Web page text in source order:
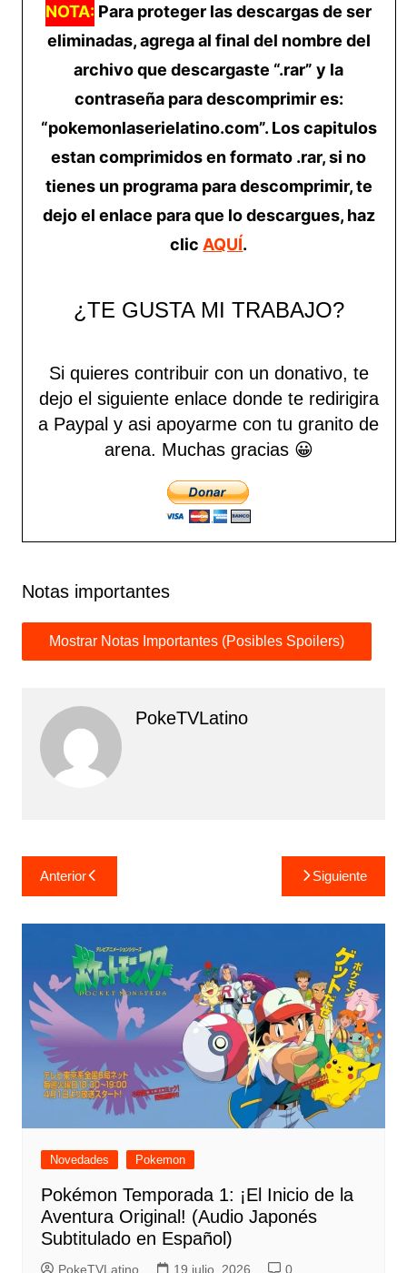
NOTA: Para proteger las descargas de ser
eliminadas, agrega al final del nombre del
archivo que descargaste “.rar” y la
contraseña para descomprimir es:
“pokemonlaserielatino.com”. Los capitulos
estan comprimidos en formato .rar, si no
tienes un programa para descomprimir, te
dejo el enlace para que lo descargues, haz
clic AQUÍ.
¿TE GUSTA MI TRABAJO?
Si quieres contribuir con un donativo, te
dejo el siguiente enlace donde te redirigira
a Paypal y asi apoyarme con tu granito de
arena. Muchas gracias 😀
Notas importantes
PokeTVLatino
Navegación
de
entradas
Siguiente
Anterior
Novedades Pokemon
Pokémon Temporada 1: ¡El Inicio de la
Aventura Original! (Audio Japonés
Subtitulado en Español)
PokeTVLatino 19 julio, 2026 0